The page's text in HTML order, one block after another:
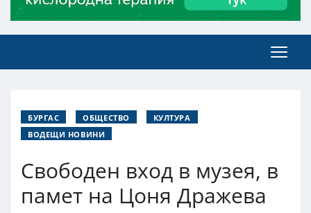
БУРГАС ОБЩЕСТВО
КУЛТУРА
ВОДЕЩИ НОВИНИ
Свободен вход в музея, в
памет на Цоня Дражева